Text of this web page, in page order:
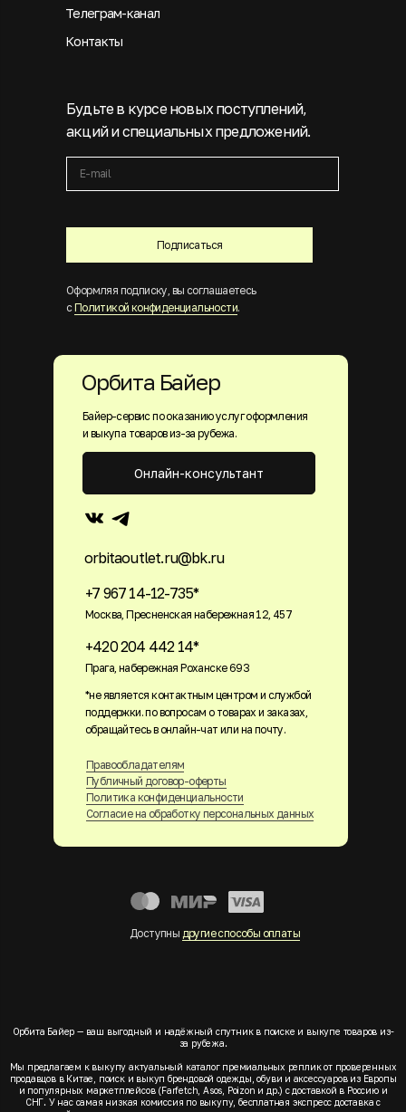
Подписаться
Будьте в курсе новых поступлений,
акций и специальных предложений.
Оформляя подписку, вы соглашаетесь
с Политикой конфиденциальности.
Телеграм-канал
Контакты
Байер-сервис по оказанию услуг оформления
и выкупа товаров из-за рубежа.
+7 967 14-12-735*
Москва, Пресненская набережная 12, 457
+420 204 442 14*
Прага, набережная Роханске 693
orbitaoutlet.ru@bk.ru
Правообладателям
Публичный договор-оферты
Политика конфиденциальности
Согласие на обработку персональных данных
Онлайн-консультант
Орбита Байер
Доступны другие способы оплаты
*не является контактным центром и службой
поддержки. по вопросам о товарах и заказах,
обращайтесь в онлайн-чат или на почту.
Орбита Байер — ваш выгодный и надёжный спутник в поиске и выкупе товаров из-
за рубежа.
Мы предлагаем к выкупу актуальный каталог премиальных реплик от проверенных
продавцов в Китае, поиск и выкуп брендовой одежды, обуви и аксессуаров из Европы
и популярных маркетплейсов (Farfetch, Asos, Poizon и др.) с доставкой в Россию и
СНГ. У нас самая низкая комиссия по выкупу, бесплатная экспресс доставка с